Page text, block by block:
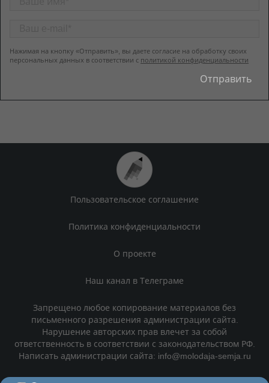
Нажимая на кнопку «Отправить», вы даете согласие на обработку своих
персональных данных в соответствии с политикой конфиденциальности
Пользовательское соглашение
Политика конфиденциальности
О проекте
Наш канал в Телеграме
Запрещено любое копирование материалов без
письменного разрешения администрации сайта.
Нарушение авторских прав влечет за собой
ответственность в соответствии с законодательством РФ.
Написать администрации сайта: info@molodaja-semja.ru